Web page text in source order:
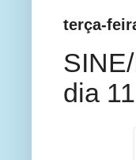
terça-
dia